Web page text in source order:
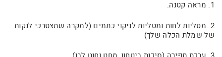
1. מראה קטנה.
2. מטליות לחות ומטליות לניקוי כתמים (למקרה שתצטרכי לנקות
של שמלת הכלה שלך)